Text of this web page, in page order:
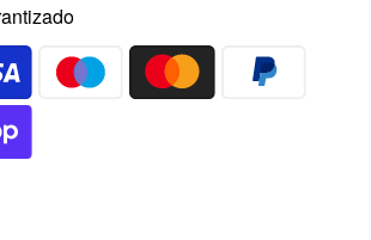
: molécula que reduce el riesgo de alergias